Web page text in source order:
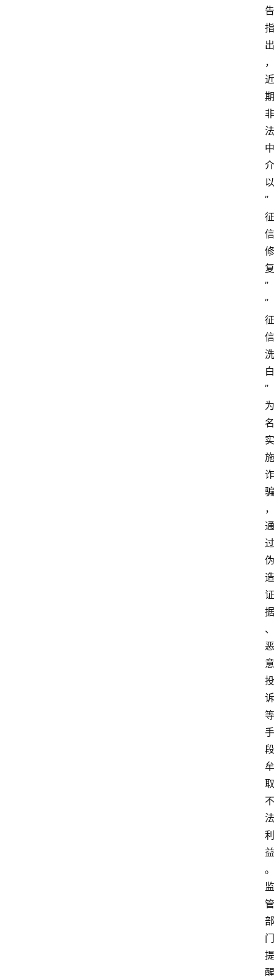
告
指
出
，
近
期
非
法
中
介
以
”
征
信
修
复
”
”
征
信
洗
白
”
为
名
实
施
诈
骗
，
通
过
伪
造
证
据
、
恶
意
投
诉
等
手
段
牟
取
不
法
利
益
。
监
管
部
门
提
醒